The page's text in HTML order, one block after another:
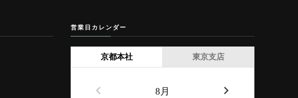
営業日カレンダー
京都本社
8月
東京支店